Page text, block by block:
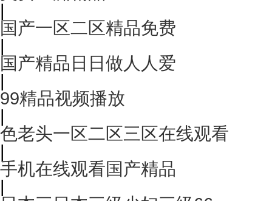
|
国产一区二区精品免费
|
国产精品日日做人人爱
|
99精品视频播放
|
色老头一区二区三区在线观看
|
手机在线观看国产精品
|